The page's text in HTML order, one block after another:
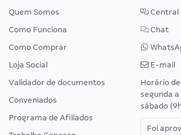
Quem Somos
Como Funciona
Como Comprar
Loja Social
Validador de documentos
Conveniados
Programa de Afiliados
Central
Chat
E-mail
Horário
segunda
sábado
Foi